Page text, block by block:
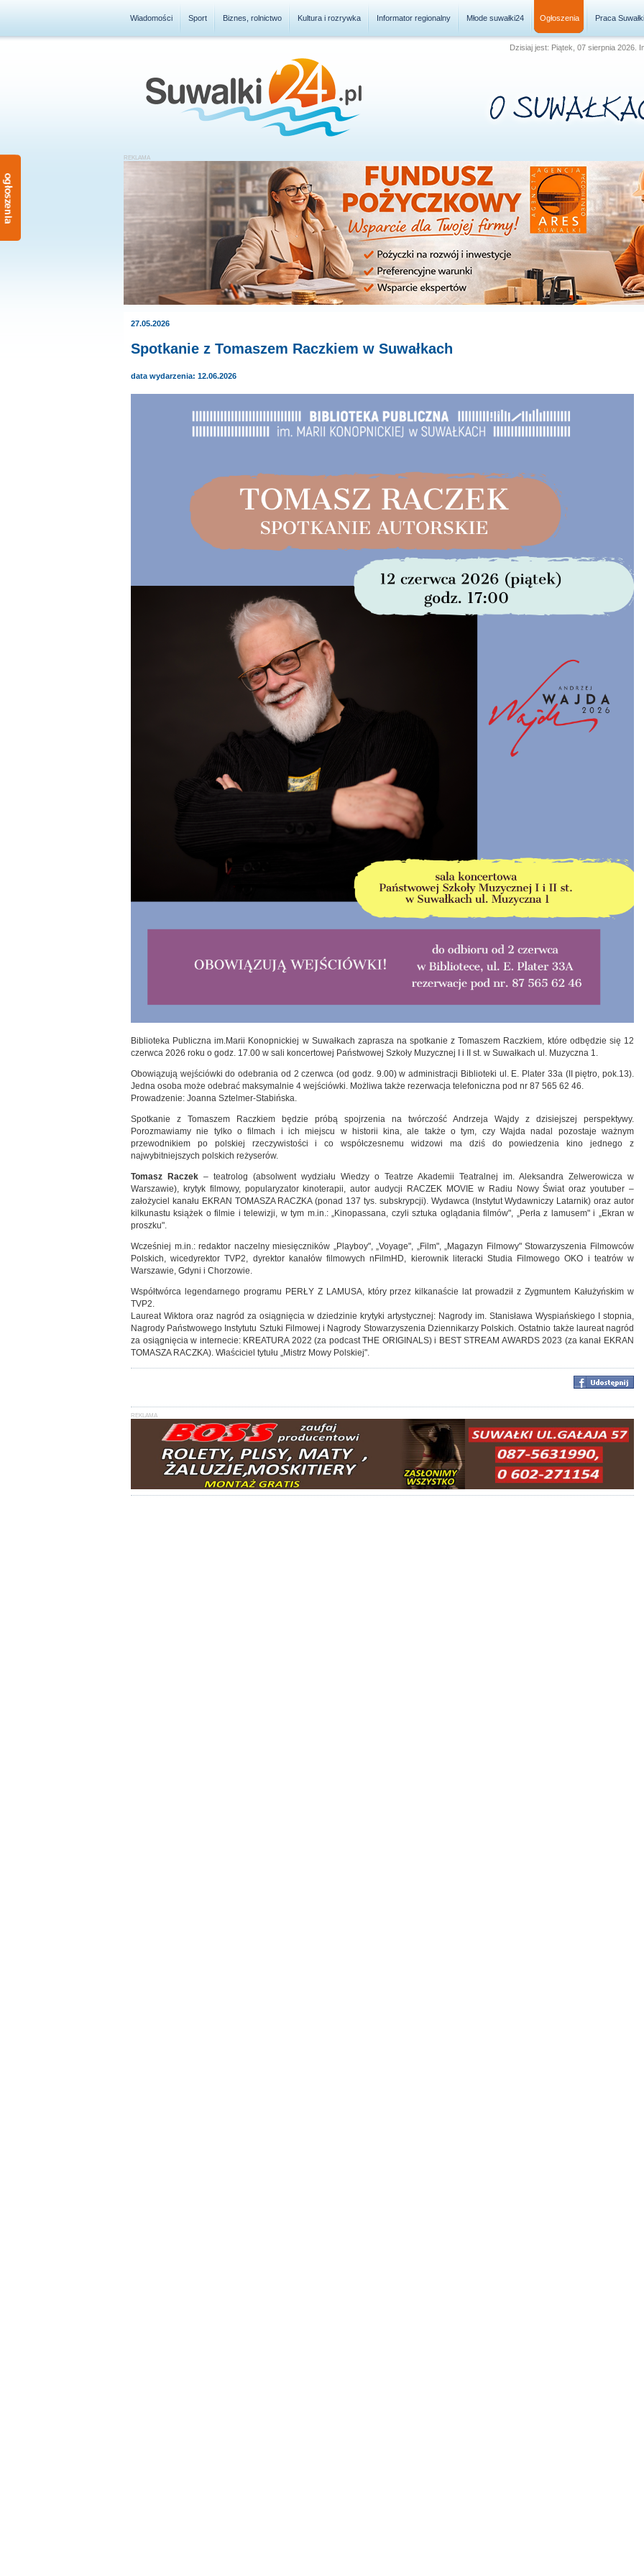
Wiadomości Sport Biznes, rolnictwo Kultura i rozrywka Informator regionalny Młode suwałki24 Ogłoszenia Praca Suwałki
Dzisiaj jest: Piątek, 07 sierpnia 2026.
27.05.2026
Spotkanie z Tomaszem Raczkiem w Suwałkach
data wydarzenia: 12.06.2026
Biblioteka Publiczna im.Marii Konopnickiej w Suwałkach zaprasza na spotkanie z Tomaszem Raczkiem, które odbędzie się 12
czerwca 2026 roku o godz. 17.00 w sali koncertowej Państwowej Szkoły Muzycznej I i II st. w Suwałkach ul. Muzyczna 1.
Obowiązują wejściówki do odebrania od 2 czerwca (od godz. 9.00) w administracji Biblioteki ul. E. Plater 33a (II piętro, pok.13).
Jedna osoba może odebrać maksymalnie 4 wejściówki. Możliwa także rezerwacja telefoniczna pod nr 87 565 62 46.
Prowadzenie: Joanna Sztelmer-Stabińska.
Spotkanie z Tomaszem Raczkiem będzie próbą spojrzenia na twórczość Andrzeja Wajdy z dzisiejszej perspektywy.
Porozmawiamy nie tylko o filmach i ich miejscu w historii kina, ale także o tym, czy Wajda nadal pozostaje ważnym
przewodnikiem po polskiej rzeczywistości i co współczesnemu widzowi ma dziś do powiedzenia kino jednego z
najwybitniejszych polskich reżyserów.
Tomasz Raczek – teatrolog (absolwent wydziału Wiedzy o Teatrze Akademii Teatralnej im. Aleksandra Zelwerowicza w
Warszawie), krytyk filmowy, popularyzator kinoterapii, autor audycji RACZEK MOVIE w Radiu Nowy Świat oraz youtuber –
założyciel kanału EKRAN TOMASZA RACZKA (ponad 137 tys. subskrypcji). Wydawca (Instytut Wydawniczy Latarnik) oraz autor
kilkunastu książek o filmie i telewizji, w tym m.in.: „Kinopassana, czyli sztuka oglądania filmów", „Perła z lamusem" i „Ekran w
proszku".
Wcześniej m.in.: redaktor naczelny miesięczników „Playboy", „Voyage", „Film", „Magazyn Filmowy" Stowarzyszenia Filmowców
Polskich, wicedyrektor TVP2, dyrektor kanałów filmowych nFilmHD, kierownik literacki Studia Filmowego OKO i teatrów w
Warszawie, Gdyni i Chorzowie.
Współtwórca legendarnego programu PERŁY Z LAMUSA, który przez kilkanaście lat prowadził z Zygmuntem Kałużyńskim w
TVP2.
Laureat Wiktora oraz nagród za osiągnięcia w dziedzinie krytyki artystycznej: Nagrody im. Stanisława Wyspiańskiego I stopnia,
Nagrody Państwowego Instytutu Sztuki Filmowej i Nagrody Stowarzyszenia Dziennikarzy Polskich. Ostatnio także laureat nagród
za osiągnięcia w internecie: KREATURA 2022 (za podcast THE ORIGINALS) i BEST STREAM AWARDS 2023 (za kanał EKRAN
TOMASZA RACZKA). Właściciel tytułu „Mistrz Mowy Polskiej".